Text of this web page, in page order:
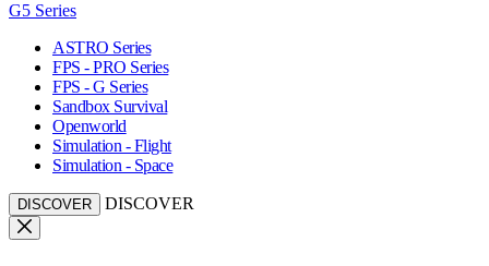
G5 Series
ASTRO Series
FPS - PRO Series
FPS - G Series
Sandbox Survival
Openworld
Simulation - Flight
Simulation - Space
DISCOVER DISCOVER